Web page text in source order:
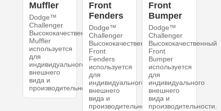
Muffler
Dodge™
Challenger
Высококачественный
Muffler
используется
для
индивидуального
внешнего
вида и
производительности.
Front
Fenders
Dodge™
Challenger
Высококачественный
Front
Fenders
используется
для
индивидуального
внешнего
вида и
производительности.
Front
Bumper
Dodge™
Challenger
Высококачественный
Front
Bumper
используется
для
индивидуального
внешнего
вида и
производительности.